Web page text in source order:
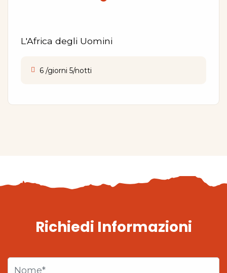
L'Africa degli Uomini
6 /giorni 5/notti
Richiedi Informazioni